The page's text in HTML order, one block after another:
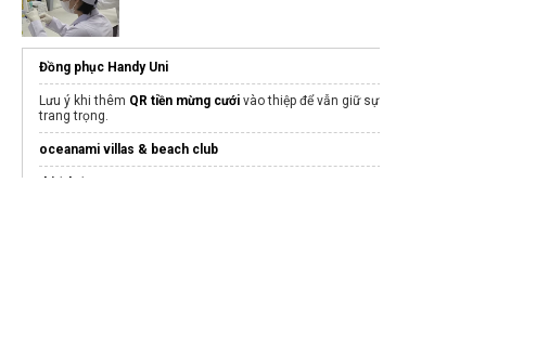
Đồng phục Handy Uni
Lưu ý khi thêm QR tiền mừng cưới vào thiệp để vẫn giữ sự
trang trọng.
oceanami villas & beach club